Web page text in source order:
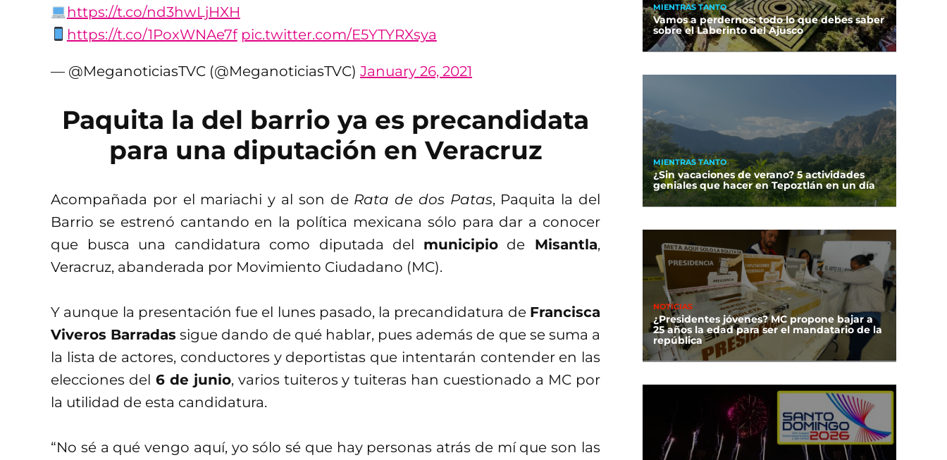
https://t.co/nd3hwLjHXH
https://t.co/1PoxWNAe7f pic.twitter.com/E5YTYRXsya
— @MeganoticiasTVC (@MeganoticiasTVC) January 26, 2021
Paquita la del barrio ya es precandidata
para una diputación en Veracruz
Acompañada por el mariachi y al son de Rata de dos Patas, Paquita la del
Barrio se estrenó cantando en la política mexicana sólo para dar a conocer
que busca una candidatura como diputada del municipiode Misantla,
Veracruz, abanderada por Movimiento Ciudadano (MC).
Y aunque la presentación fue el lunes pasado, la precandidatura de Francisca
Viveros Barradas sigue dando de qué hablar, pues además de que se suma a
la lista de actores, conductores y deportistas que intentarán contender en las
elecciones del 6 de junio, varios tuiteros y tuiteras han cuestionado a MC por
la utilidad de esta candidatura.
“No sé a qué vengo aquí, yo sólo sé que hay personas atrás de mí que son las
MIENTRAS TANTO
Vamos a perdernos: todo lo que debes saber
sobre el Laberinto del Ajusco
MIENTRAS TANTO
¿Sin vacaciones de verano? 5 actividades
geniales que hacer en Tepoztlán en un día
NOTICIAS
¿Presidentes jóvenes? MC propone bajar a
25 años la edad para ser el mandatario de la
república